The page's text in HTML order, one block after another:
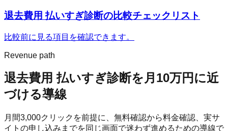
退去費用 払いすぎ診断の比較チェックリスト
比較前に見る項目を確認できます。
Revenue path
退去費用 払いすぎ診断を月10万円に近
づける導線
月間3,000クリックを前提に、無料確認から料金確認、実サ
イトの申し込みまでを同じ画面で迷わず進めるための導線で